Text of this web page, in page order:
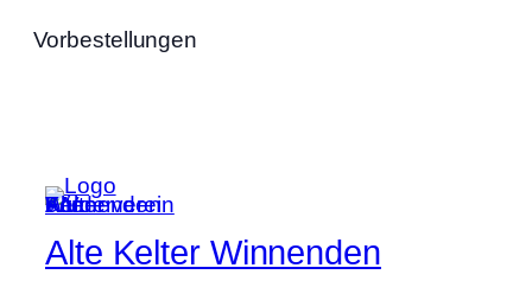
Vorbestellungen
Alte Kelter Winnenden